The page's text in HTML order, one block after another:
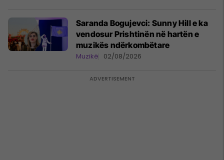
Saranda Bogujevci: Sunny Hill e ka
vendosur Prishtinën në hartën e
muzikës ndërkombëtare
Muzikë 02/08/2026